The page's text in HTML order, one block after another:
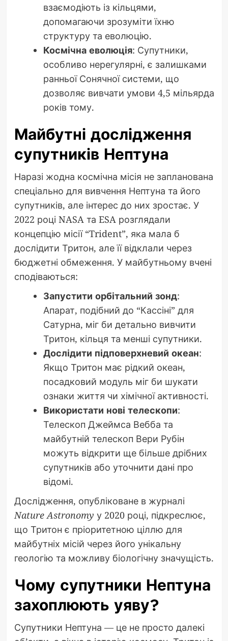
взаємодіють із кільцями,
допомагаючи зрозуміти їхню
структуру та еволюцію.
Космічна еволюція: Супутники,
особливо нерегулярні, є залишками
ранньої Сонячної системи, що
дозволяє вивчати умови 4,5 мільярда
років тому.
Майбутні дослідження
супутників Нептуна
Наразі жодна космічна місія не запланована
спеціально для вивчення Нептуна та його
супутників, але інтерес до них зростає. У
2022 році NASA та ESA розглядали
концепцію місії “Trident”, яка мала б
дослідити Тритон, але її відклали через
бюджетні обмеження. У майбутньому вчені
сподіваються:
Запустити орбітальний зонд:
Апарат, подібний до “Кассіні” для
Сатурна, міг би детально вивчити
Тритон, кільця та менші супутники.
Дослідити підповерхневий океан:
Якщо Тритон має рідкий океан,
посадковий модуль міг би шукати
ознаки життя чи хімічної активності.
Використати нові телескопи:
Телескоп Джеймса Вебба та
майбутній телескоп Вери Рубін
можуть відкрити ще більше дрібних
супутників або уточнити дані про
відомі.
Дослідження, опубліковане в журналі
Nature Astronomy у 2020 році, підкреслює,
що Тритон є пріоритетною ціллю для
майбутніх місій через його унікальну
геологію та можливу біологічну значущість.
Чому супутники Нептуна
захоплюють уяву?
Супутники Нептуна — це не просто далекі